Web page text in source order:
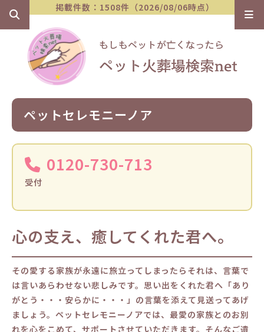
掲載件数：1508件（2026/08/06時点）
ペットセレモニーノア
0120-730-713
受付
心の支え、癒してくれた君へ。
その愛する家族が永遠に旅立ってしまったらそれは、言葉で
は言いあらわせない悲しみです。思い出をくれた君へ「あり
がとう・・・安らかに・・・」の言葉を添えて見送ってあげ
ましょう。ペットセレモニーノアでは、最愛の家族とのお別
れを心をこめて、サポートさせていただきます。そんなご遺